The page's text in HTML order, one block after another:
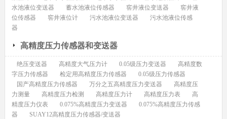
水池液位变送器
蓄水池液位传感器 窖井液位变送器
窖井液
位传感器
窖井液位计 污水池液位变送器
污水池液位传感
器
高精度压力传感器和变送器
绝压变送器 高精度大气压力计 0.05级压力变送器
高精度数
字压力传感器
检定用高精度压力传感器
0.05级压力传感器
国产高精度压力传感器
万分之五高精度压力变送器
高精度压
力测量
高精度压力检测 高精度压力计 高精度压力表
高
精度压力仪表
0.075%高精度压力变送器
0.075%高精度压力传感
器
SUAY12高精度压力传感器/变送器